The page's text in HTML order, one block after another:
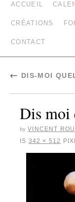
ACCUEIL
CRÉATIONS
CONTACT
← DIS-MOI
Dis moi
by VINCENT
IS 342 × 512